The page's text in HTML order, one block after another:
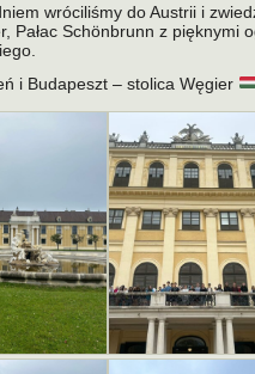
wróciliśmy do Austrii i
Pałac Schönbrunn z pięknymi
i Budapeszt – stolica Węgier